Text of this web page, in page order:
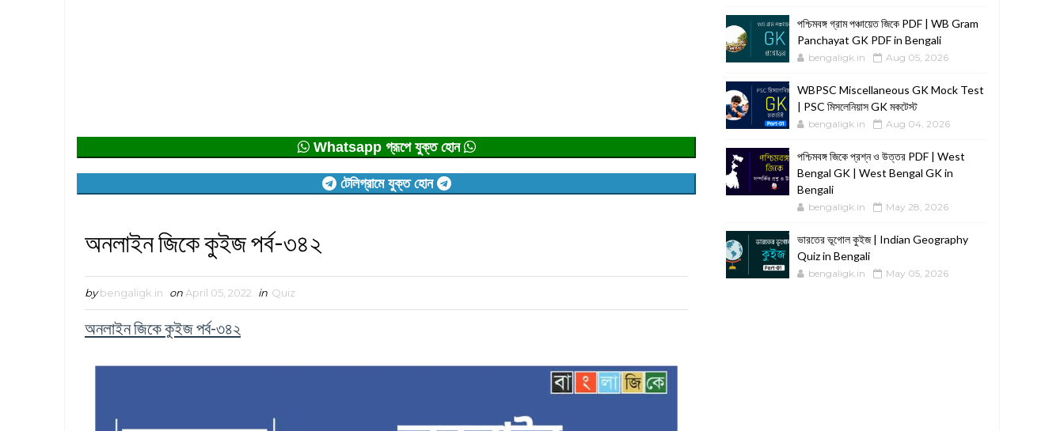
Whatsapp গ্রূপে যুক্ত হোন
টেলিগ্রামে যুক্ত হোন
অনলাইন জিকে কুইজ পর্ব-৩৪২
by bengaligk.in on April 05, 2022 in Quiz
অনলাইন জিকে কুইজ পর্ব-৩৪২
পশ্চিমবঙ্গ গ্রাম পঞ্চায়েত জিকে PDF | WB Gram
Panchayat GK PDF in Bengali
bengaligk.in Aug 05, 2026
WBPSC Miscellaneous GK Mock Test
| PSC মিসলেনিয়াস GK মকটেস্ট
bengaligk.in Aug 04, 2026
পশ্চিমবঙ্গ জিকে প্রশ্ন ও উত্তর PDF | West
Bengal GK | West Bengal GK in
Bengali
bengaligk.in May 28, 2026
ভারতের ভূগোল কুইজ | Indian Geography
Quiz in Bengali
bengaligk.in May 05, 2026